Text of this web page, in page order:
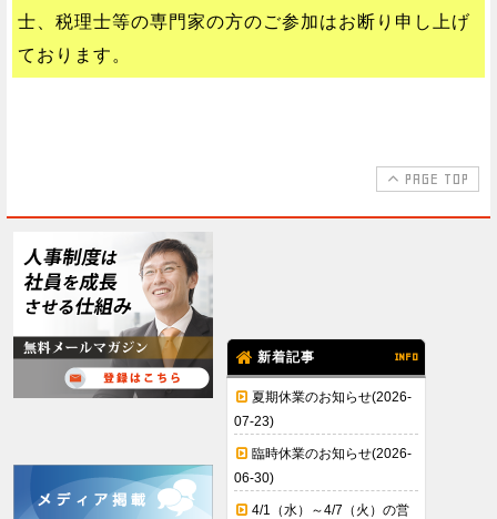
士、税理士等の専門家の方のご参加はお断り申し上げ
ております。
PAGE TOP
新着記事 INFO
夏期休業のお知らせ(2026-
07-23)
臨時休業のお知らせ(2026-
06-30)
4/1（水）～4/7（火）の営